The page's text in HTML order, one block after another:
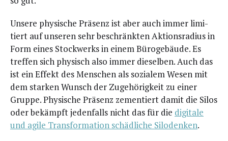
Unse­re phy­si­sche Prä­senz ist aber auch immer limi­
tiert auf unse­ren sehr beschränk­ten Akti­ons­ra­di­us in
Form eines Stock­werks in einem Büro­ge­bäu­de. Es
tref­fen sich phy­sisch also immer die­sel­ben. Auch das
ist ein Effekt des Men­schen als sozia­lem Wesen mit
dem star­ken Wunsch der Zuge­hö­rig­keit zu einer
Grup­pe. Phy­si­sche Prä­senz zemen­tiert damit die Silos
oder bekämpft jeden­falls nicht das für die digi­ta­le
und agi­le Trans­for­ma­ti­on schäd­li­che Silo­den­ken.